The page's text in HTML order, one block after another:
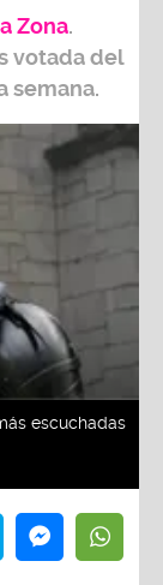
a Zona.
votada del
semana.
escuchadas